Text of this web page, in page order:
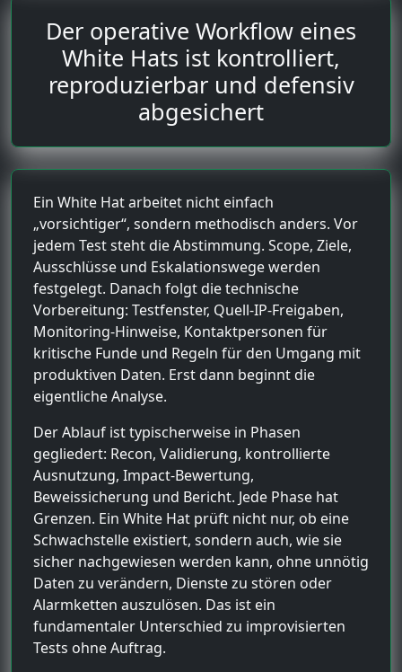
Der operative Workflow eines
White Hats ist kontrolliert,
reproduzierbar und defensiv
abgesichert
Ein White Hat arbeitet nicht einfach
„vorsichtiger“, sondern methodisch anders. Vor
jedem Test steht die Abstimmung. Scope, Ziele,
Ausschlüsse und Eskalationswege werden
festgelegt. Danach folgt die technische
Vorbereitung: Testfenster, Quell-IP-Freigaben,
Monitoring-Hinweise, Kontaktpersonen für
kritische Funde und Regeln für den Umgang mit
produktiven Daten. Erst dann beginnt die
eigentliche Analyse.
Der Ablauf ist typischerweise in Phasen
gegliedert: Recon, Validierung, kontrollierte
Ausnutzung, Impact-Bewertung,
Beweissicherung und Bericht. Jede Phase hat
Grenzen. Ein White Hat prüft nicht nur, ob eine
Schwachstelle existiert, sondern auch, wie sie
sicher nachgewiesen werden kann, ohne unnötig
Daten zu verändern, Dienste zu stören oder
Alarmketten auszulösen. Das ist ein
fundamentaler Unterschied zu improvisierten
Tests ohne Auftrag.